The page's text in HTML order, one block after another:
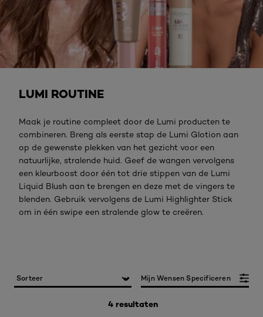
LUMI ROUTINE​
Maak je routine compleet door de Lumi producten te
combineren. Breng als eerste stap de Lumi Glotion aan
op de gewenste plekken van het gezicht voor een
natuurlijke, stralende huid. Geef de wangen vervolgens
een kleurboost door één tot drie stippen van de Lumi
Liquid Blush aan te brengen en deze met de vingers te
blenden. Gebruik vervolgens de Lumi Highlighter Stick
om in één swipe een stralende glow te creëren.
4 resultaten
Mijn Wensen Specificeren